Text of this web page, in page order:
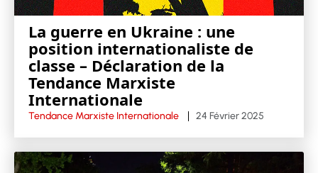
La guerre en Ukraine : une
position internationaliste de
classe – Déclaration de la
Tendance Marxiste
Internationale
Tendance Marxiste Internationale 24 Février 2025